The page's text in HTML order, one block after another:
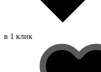
в 1 клик